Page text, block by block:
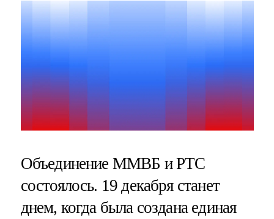
Объединение ММВБ и РТС
состоялось. 19 декабря станет
днем, когда была создана единая